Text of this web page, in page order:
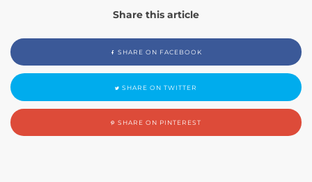
Share this article
SHARE ON FACEBOOK
SHARE ON TWITTER
SHARE ON PINTEREST